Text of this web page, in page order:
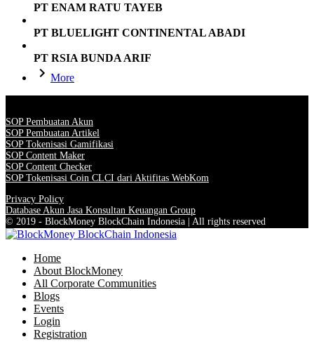
PT ENAM RATU TAYEB
PT BLUELIGHT CONTINENTAL ABADI
PT RSIA BUNDA ARIF
More
SOP Pembuatan Akun
SOP Pembuatan Artikel
SOP Tokenisasi Gamifikasi
SOP Content Maker
SOP Content Checker
SOP Tokenisasi Coin CLCI dari Aktifitas WebKom
Privacy Policy
Database Akun Jasa Konsultan Keuangan Group
© 2019 - BlockMoney BlockChain Indonesia | All rights reserved
Home
About BlockMoney
All Corporate Communities
Blogs
Events
Login
Registration